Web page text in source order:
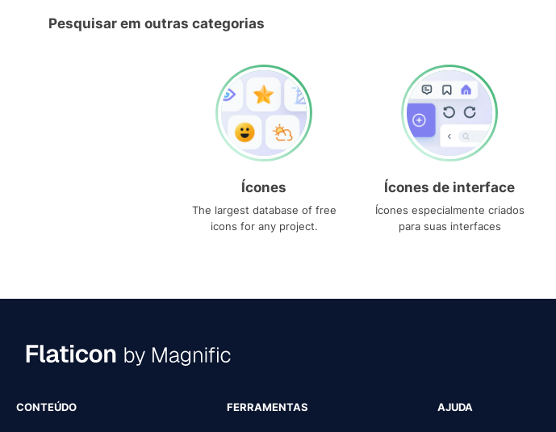
Pesquisar em outras categorias
Ícones
The largest database of free
icons for any project.
Ícones de interface
Ícones especialmente criados
para suas interfaces
CONTEÚDO FERRAMENTAS AJUDA